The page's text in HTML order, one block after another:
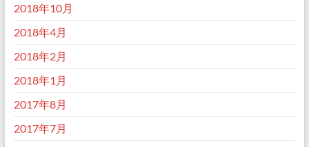
2018年10月
2018年4月
2018年2月
2018年1月
2017年8月
2017年7月